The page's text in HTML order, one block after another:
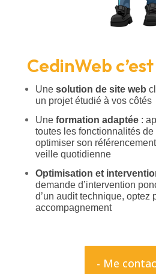
CedinWeb
Une solution de site web
un projet étudié à vos côtés
Une formation adaptée :
toutes les fonctionnalités de
optimiser son
veille quotidienne
Optimisation et
demande d’intervention
d’un audit technique, optez
accompagnement
- Me